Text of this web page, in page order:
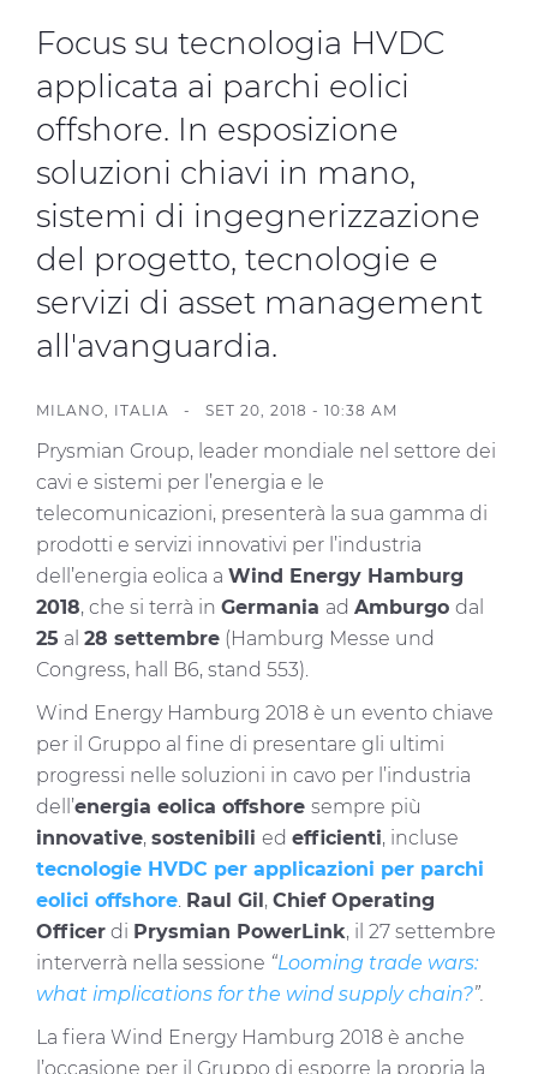
Etica e Integrità
Innovazione
Media
CABLE APP
Focus su tecnologia HVDC
applicata ai parchi eolici
offshore. In esposizione
soluzioni chiavi in mano,
sistemi di ingegnerizzazione
del progetto, tecnologie e
servizi di asset management
all'avanguardia.
MILANO, ITALIA - SET 20, 2018 - 10:38 AM
Prysmian Group, leader mondiale nel settore dei
cavi e sistemi per l’energia e le
telecomunicazioni, presenterà la sua gamma di
prodotti e servizi innovativi per l’industria
dell’energia eolica a Wind Energy Hamburg
2018, che si terrà in Germania ad Amburgo dal
25 al 28 settembre (Hamburg Messe und
Congress, hall B6, stand 553).
Wind Energy Hamburg 2018 è un evento chiave
per il Gruppo al fine di presentare gli ultimi
progressi nelle soluzioni in cavo per l’industria
dell’energia eolica offshore sempre più
innovative, sostenibili ed efficienti, incluse
tecnologie HVDC per applicazioni per parchi
eolici offshore. Raul Gil, Chief Operating
Officer di Prysmian PowerLink, il 27 settembre
interverrà nella sessione “Looming trade wars:
what implications for the wind supply chain?”.
La fiera Wind Energy Hamburg 2018 è anche
l’occasione per il Gruppo di esporre la propria la